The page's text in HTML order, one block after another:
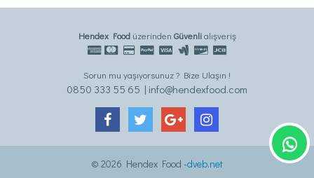
Hendex Foodüzerinden Güvenlialışveriş
Sorun mu yaşıyorsunuz ? Bize Ulaşın !
0850 333 55 65 | info@hendexfood.com
© 2026 Hendex Food -dveb.net